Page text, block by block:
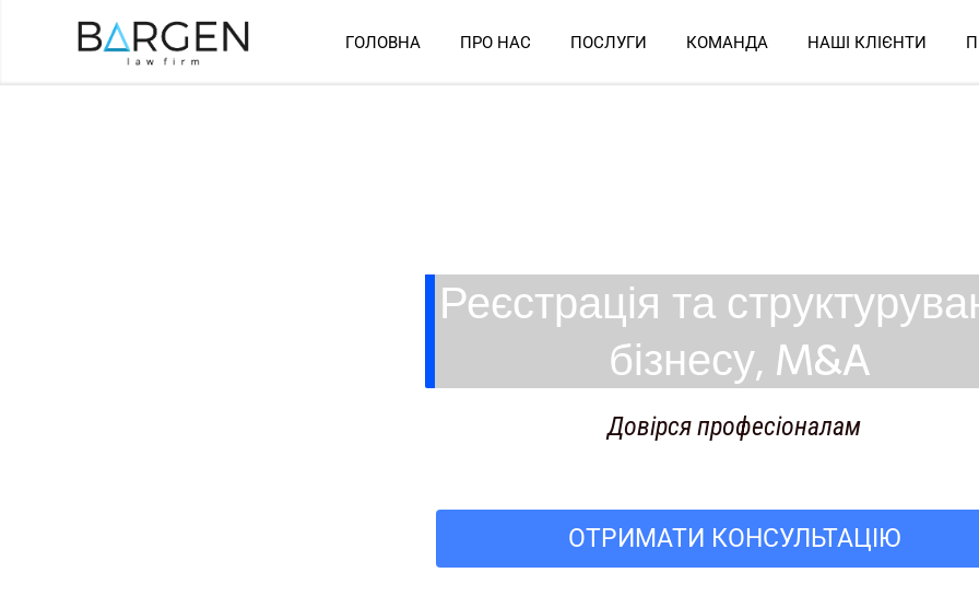
ГОЛОВНА ПРО НАС ПОСЛУГИ КОМАНДА НАШІ КЛІЄНТИ
Реєстрація та
бізнесу, M&A
Довірся професіоналам
ОТРИМАТИ КОНСУЛЬТАЦІЮ